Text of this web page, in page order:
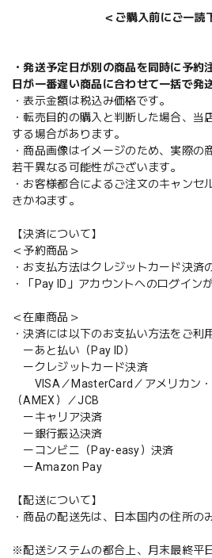
＜ご購入前にご一読
・発送予定日が別の商品を同時に予約
日が一番遅い商品に合わせて一括で発
・表示金額は税込み価格です。
・転売目的の購入と判断した場合、当
する場合があります。
・商品画像はイメージのため、実際の
若干異なる可能性がございます。
・お客様都合によるご注文のキャンセ
きかねます。
【決済について】
＜予約商品＞
・お支払方法はクレジットカード決済
・「Pay ID」アカウントへのログイン
＜在庫商品＞
・決済には以下のお支払い方法をご利
ーあと払い（Pay ID）
ークレジットカード決済
VISA／MasterCard／アメリカン・
（AMEX）／JCB
ーキャリア決済
ー銀行振込決済
ーコンビニ（Pay-easy）決済
ーAmazon Pay
【配送について】
・商品の配送先は、日本国内の住所の
※配送システムの都合上、月末最終平